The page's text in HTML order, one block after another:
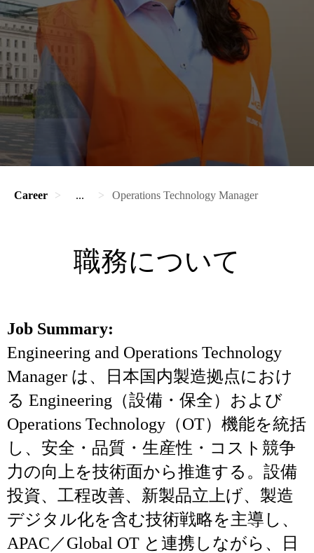
Career ... Operations Technology Manager
職務について
Job Summary:
Engineering and Operations Technology
Manager は、日本国内製造拠点におけ
る Engineering（設備・保全）および
Operations Technology（OT）機能を統括
し、安全・品質・生産性・コスト競争
力の向上を技術面から推進する。設備
投資、工程改善、新製品立上げ、製造
デジタル化を含む技術戦略を主導し、
APAC／Global OT と連携しながら、日